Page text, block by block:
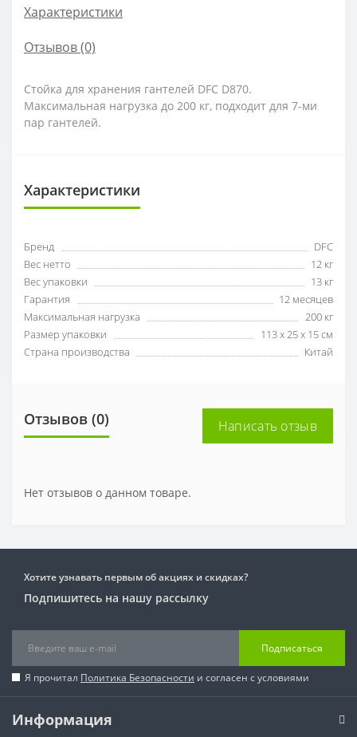
Характеристики
Отзывов (0)
Стойка для хранения гантелей DFC D870.
Максимальная нагрузка до 200 кг, подходит для 7-ми
пар гантелей.
Характеристики
Бренд
DFC
Вес нетто
12 кг
Вес упаковки
13 кг
Гарантия
12 месяцев
Максимальная нагрузка
200 кг
Размер упаковки
113 х 25 х 15 см
Страна производства
Китай
Отзывов (0) Написать отзыв
Нет отзывов о данном товаре.
Хотите узнавать первым об акциях и скидках?
Подпишитесь на нашу рассылку
Подписаться
Я прочитал Политика Безопасности и согласен с условиями
Информация